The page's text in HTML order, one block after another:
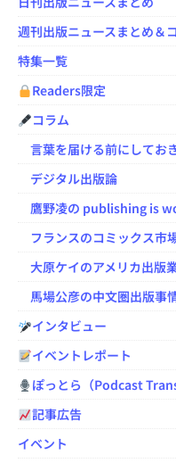
週刊出版ニュースまとめ＆
特集一覧
Readers限定
コラム
言葉を届ける前にしてお
デジタル出版論
鷹野凌の publishing is
フランスのコミックス市
大原ケイのアメリカ出版
馬場公彦の中文圏出版事
インタビュー
イベントレポート
ぽっとら（Podcast
記事広告
イベント